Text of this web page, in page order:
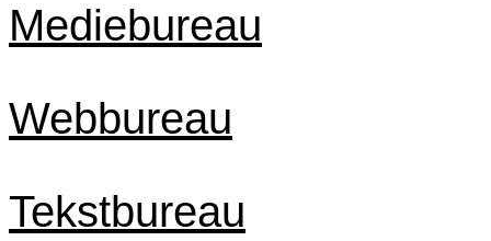
Mediebureau
Webbureau
Tekstbureau